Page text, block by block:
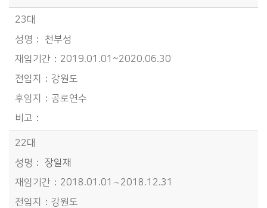
23대
천부성
2019.01.01~2020.06.30
강원도
공로연수
22대
장일재
2018.01.01∼2018.12.31
강원도